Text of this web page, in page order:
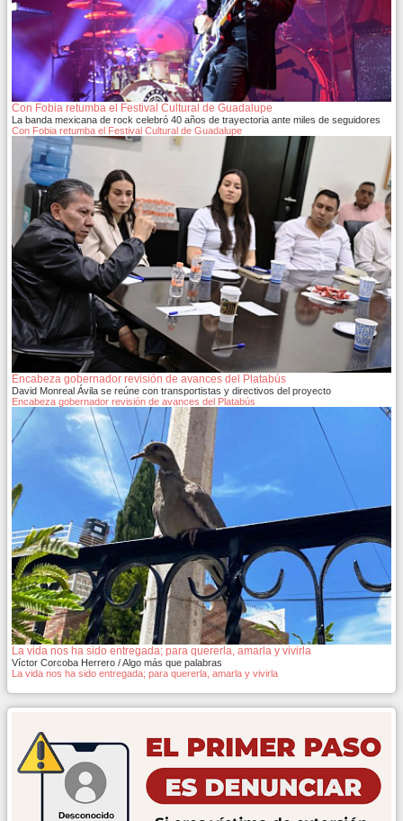
Con Fobia retumba el Festival Cultural de Guadalupe
La banda mexicana de rock celebró 40 años de trayectoria ante miles de seguidores
Con Fobia retumba el Festival Cultural de Guadalupe
Encabeza gobernador revisión de avances del Platabús
David Monreal Ávila se reúne con transportistas y directivos del proyecto
Encabeza gobernador revisión de avances del Platabús
La vida nos ha sido entregada; para quererla, amarla y vivirla
Víctor Corcoba Herrero / Algo más que palabras
La vida nos ha sido entregada; para quererla, amarla y vivirla